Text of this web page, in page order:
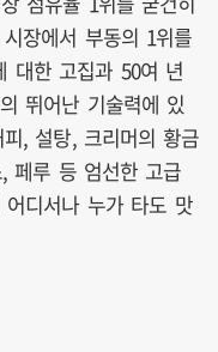
장에서 부동의 1위를
대한 고집과 50여 년
뛰어난 기술력에 있
, 설탕, 크리머의 황금
페루 등 엄선한 고급
디서나 누가 타도 맛